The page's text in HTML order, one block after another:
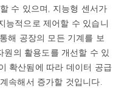
수 있으며, 지능형 센서가
능적으로 제어할 수 있습니
통해 공장의 모든 기계를 보
원의 활용도를 개선할 수 있
확산됨에 따라 데이터 공급
계속해서 증가할 것입니다.